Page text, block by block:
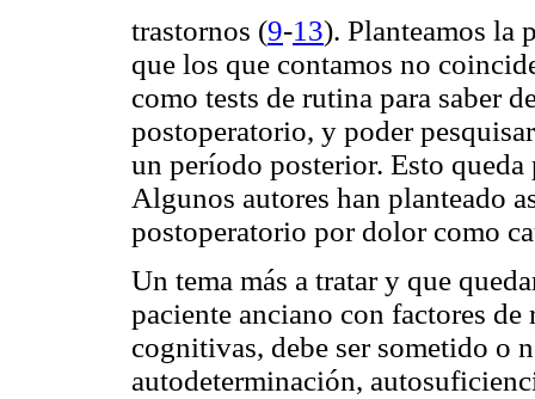
trastornos (9-13). Planteamos la
que los que contamos no
como tests de rutina para saber
postoperatorio, y poder
un período posterior. Esto
Algunos autores han planteado
postoperatorio por dolor como
Un tema más a tratar y que
paciente anciano con factores
cognitivas, debe ser sometido o
autodeterminación,